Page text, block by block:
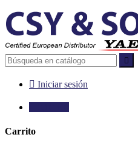

 Iniciar sesión
Carrito